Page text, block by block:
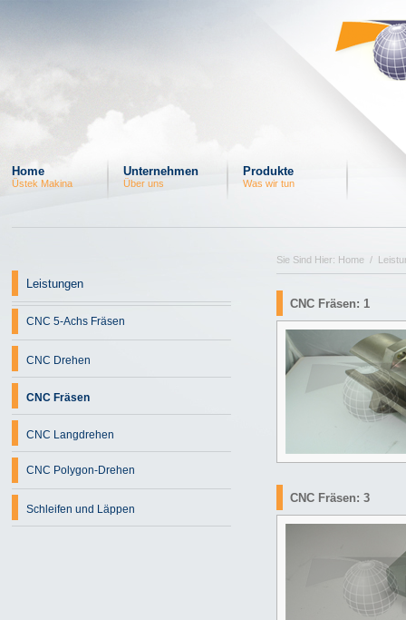
Sie Sind Hier: Home /
Produkte
Was wir tun
Unternehmen
Über uns
Home
Üstek Makina
CNC Fräsen: 1
CNC Fräsen: 3
Leistungen
CNC 5-Achs Fräsen
CNC Drehen
CNC Fräsen
CNC Langdrehen
CNC Polygon-Drehen
Schleifen und Läppen